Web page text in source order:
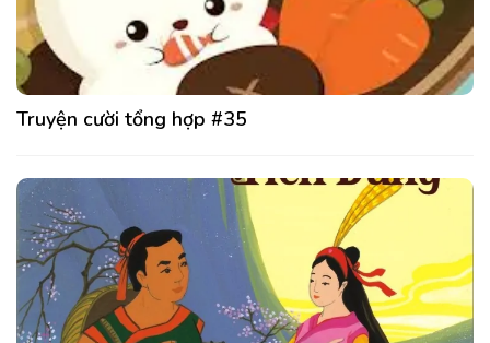
Truyện cười tổng hợp #35